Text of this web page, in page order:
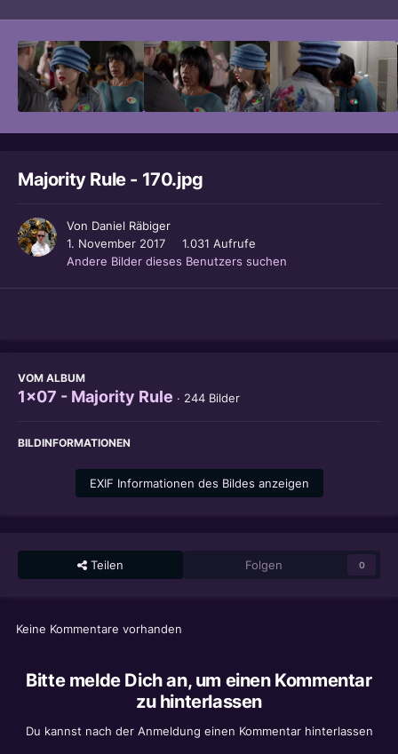
Majority Rule - 170.jpg
Von Daniel Räbiger
1. November 2017
1.031 Aufrufe
Andere Bilder dieses Benutzers suchen
VOM ALBUM
1x07 - Majority Rule · 244 Bilder
BILDINFORMATIONEN
EXIF Informationen des Bildes anzeigen
Teilen Folgen 0
Keine Kommentare vorhanden
Bitte melde Dich an, um einen Kommentar
zu hinterlassen
Du kannst nach der Anmeldung einen Kommentar hinterlassen